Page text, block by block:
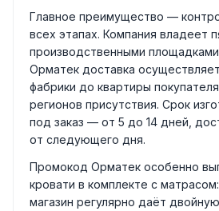
Главное преимущество —
всех этапах. Компания владеет
производственными
Орматек доставка
фабрики до квартиры
регионов присутствия. Срок
под заказ — от 5 до 14 дней,
от следующего дня.
Промокод Орматек особенно
кровати в комплекте с
магазин регулярно даёт